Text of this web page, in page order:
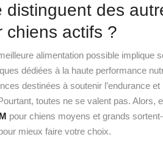
distinguent des
chiens actifs ?
alimentation possible implique
dédiées à la haute performance
destinées à soutenir l’endurance
toutes ne se valent pas. Alors,
pour chiens moyens et grands
mieux faire votre choix.